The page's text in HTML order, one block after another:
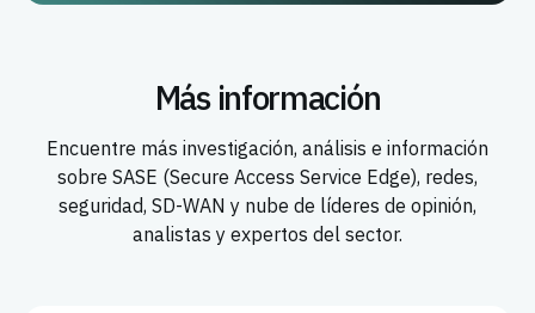
Más información
Encuentre más investigación, análisis e información
sobre SASE (Secure Access Service Edge), redes,
seguridad, SD-WAN y nube de líderes de opinión,
analistas y expertos del sector.